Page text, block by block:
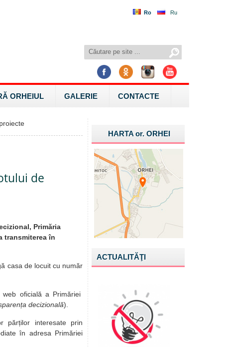
Ro Ru
ORHEIUL GALERIE CONTACTE
de
Primăria
transmiterea în
casa de locuit cu număr
oficială a Primăriei
decizională).
părților interesate prin
în adresa Primăriei
HARTA or.ORHEI
ACTUALITĂŢI